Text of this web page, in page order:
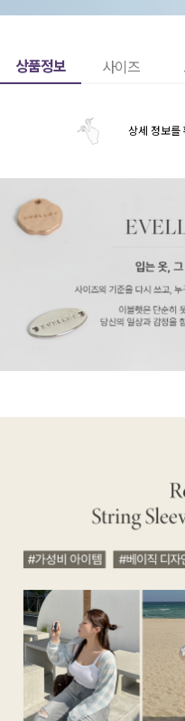
상품정보 사이즈
상세 정보를